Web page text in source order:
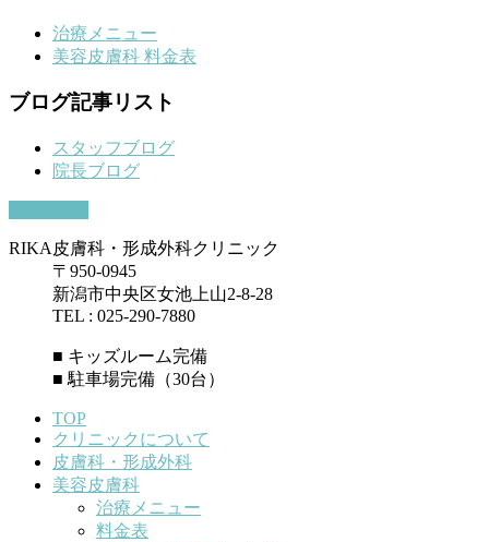
治療メニュー
美容皮膚科 料金表
ブログ記事リスト
スタッフブログ
院長ブログ
RIKA皮膚科・形成外科クリニック
〒950-0945
新潟市中央区女池上山2-8-28
TEL : 025-290-7880
■ キッズルーム完備
■ 駐車場完備（30台）
TOP
クリニックについて
皮膚科・形成外科
美容皮膚科
治療メニュー
料金表